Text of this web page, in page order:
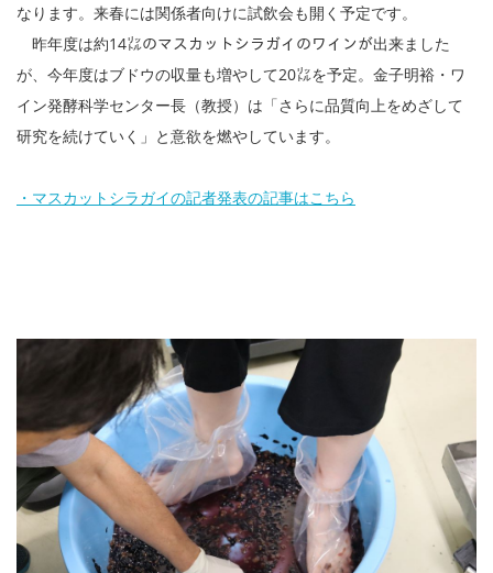
なります。来春には関係者向けに試飲会も開く予定です。
昨年度は約14㍑のマスカットシラガイのワインが出来ました
が、今年度はブドウの収量も増やして20㍑を予定。金子明裕・ワ
イン発酵科学センター長（教授）は「さらに品質向上をめざして
研究を続けていく」と意欲を燃やしています。
・マスカットシラガイの記者発表の記事はこちら